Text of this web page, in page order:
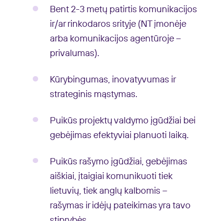
Bent 2-3 metų patirtis komunikacijos
ir/ar rinkodaros srityje (NT įmonėje
arba komunikacijos agentūroje –
privalumas).
Kūrybingumas, inovatyvumas ir
strateginis mąstymas.
Puikūs projektų valdymo įgūdžiai bei
gebėjimas efektyviai planuoti laiką.
Puikūs rašymo įgūdžiai, gebėjimas
aiškiai, įtaigiai komunikuoti tiek
lietuvių, tiek anglų kalbomis –
rašymas ir idėjų pateikimas yra tavo